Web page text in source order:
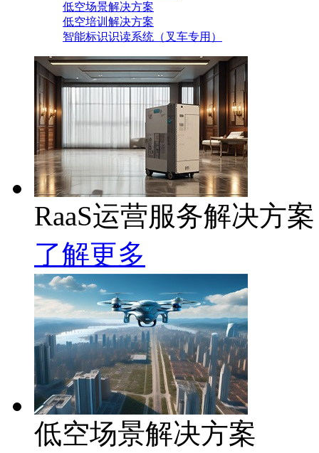
低空场景解决方案
低空培训解决方案
智能标识识读系统（叉车专用）
RaaS运营服务解决方案
了解更多
低空场景解决方案